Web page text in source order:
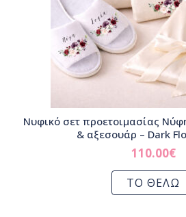
Νυφικό σετ προετοιμασίας
& αξεσουάρ – Dark
110.00€
ΤΟ ΘΕΛΩ